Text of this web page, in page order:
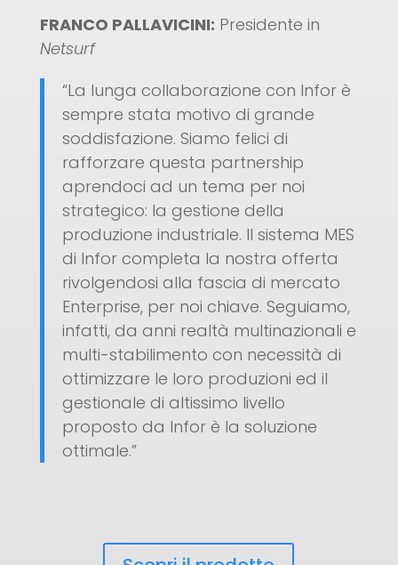
FRANCO PALLAVICINI: Presidente in
Netsurf
“La lunga collaborazione con Infor è
sempre stata motivo di grande
soddisfazione. Siamo felici di
rafforzare questa partnership
aprendoci ad un tema per noi
strategico: la gestione della
produzione industriale. Il sistema MES
di Infor completa la nostra offerta
rivolgendosi alla fascia di mercato
Enterprise, per noi chiave. Seguiamo,
infatti, da anni realtà multinazionali e
multi-stabilimento con necessità di
ottimizzare le loro produzioni ed il
gestionale di altissimo livello
proposto da Infor è la soluzione
ottimale.”